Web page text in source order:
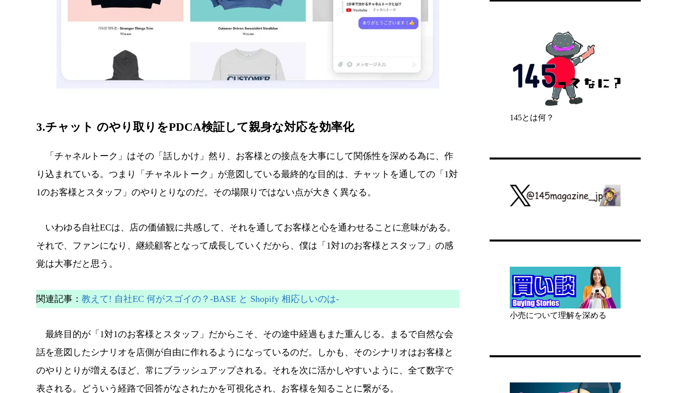
3.チャット のやり取りをPDCA検証して親身な対応を効率化
「チャネルトーク」はその「話しかけ」然り、お客様との接点を大事にして関係性を深める為に、作
り込まれている。つまり「チャネルトーク」が意図している最終的な目的は、チャットを通しての「1対
1のお客様とスタッフ」のやりとりなのだ。その場限りではない点が大きく異なる。
いわゆる自社ECは、店の価値観に共感して、それを通してお客様と心を通わせることに意味がある。
それで、ファンになり、継続顧客となって成長していくだから、僕は「 1対1のお客様とスタッフ」の感
覚は大事だと思う。
関連記事： 教えて! 自社EC 何がスゴイの？-BASE と Shopify 相応しいのは-
最終目的が 「1対1のお客様とスタッフ」だからこそ、その途中経過もまた重んじる。まるで自然な会
話を意図したシナリオを店側が自由に作れるようになっているのだ。しかも、そのシナリオはお客様と
のやりとりが増えるほど、常にブラッシュアップされる。それを次に活かしやすいように、全て数字で
表される。どういう経路で回答がなされたかを可視化され、お客様を知ることに繋がる。
145とは何？
小売について理解を深める